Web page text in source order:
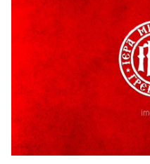
5 Αυγούστου 2026
Ο ΑΝΔΡΕΑΣ ΑΣΛΑΝΙΔΗΣ
ΓΡΕΒΕΝΩΝ
5 Αυγούστου 2026
Ευχαριστήριο
Παρασχάκη Αθανάσιο
5 Αυγούστου 2026
Διακοπή υδροδότησης
5 Αυγούστου 2026